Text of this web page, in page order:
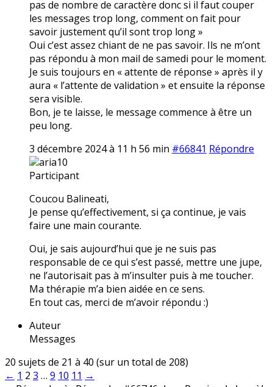
pas de nombre de caractère donc si il faut couper
les messages trop long, comment on fait pour
savoir justement qu’il sont trop long »
Oui c’est assez chiant de ne pas savoir. Ils ne m’ont
pas répondu à mon mail de samedi pour le moment.
Je suis toujours en « attente de réponse » après il y
aura « l’attente de validation » et ensuite la réponse
sera visible.
Bon, je te laisse, le message commence à être un
peu long.
3 décembre 2024 à 11 h 56 min #66841 Répondre
aria10
Participant
Coucou Balineati,
Je pense qu’effectivement, si ça continue, je vais
faire une main courante.
Oui, je sais aujourd’hui que je ne suis pas
responsable de ce qui s’est passé, mettre une jupe,
ne l’autorisait pas à m’insulter puis à me toucher.
Ma thérapie m’a bien aidée en ce sens.
En tout cas, merci de m’avoir répondu :)
Auteur
Messages
20 sujets de 21 à 40 (sur un total de 208)
← 1 2 3 … 9 10 11 →